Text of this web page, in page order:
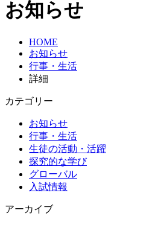
お知らせ
HOME
お知らせ
行事・生活
詳細
カテゴリー
お知らせ
行事・生活
生徒の活動・活躍
探究的な学び
グローバル
入試情報
アーカイブ